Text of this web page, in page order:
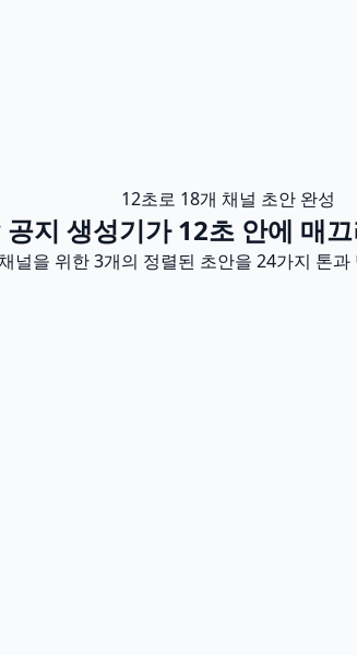
12초로 18개 채널 초안 완성
지 생성기가 12초 안에 매
널을 위한 3개의 정렬된 초안을 24가지 톤